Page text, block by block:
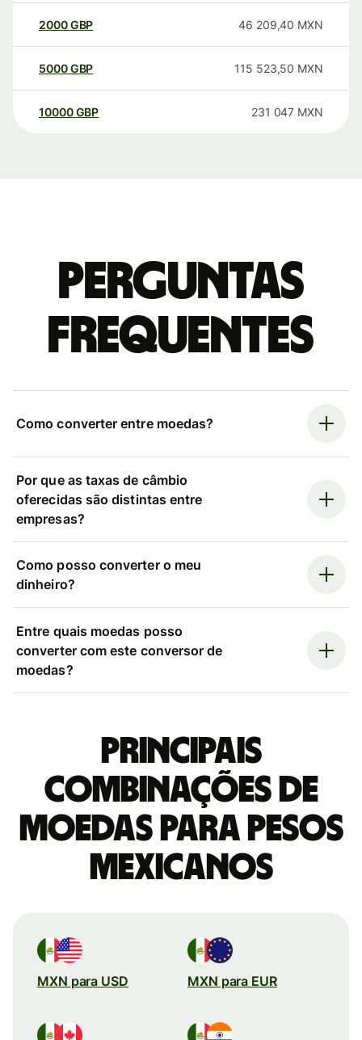
2000GBP 46 209,40 MXN
5000GBP 115 523,50 MXN
10000 GBP 231 047 MXN
Perguntas
frequentes
Como converter entre moedas?
Por que as taxas de câmbio
oferecidas são distintas entre
empresas?
Como posso converter o meu
dinheiro?
Entre quais moedas posso
converter com este conversor de
moedas?
Principais
combinações de
moedas para Pesos
mexicanos
MXN para USD MXN para EUR